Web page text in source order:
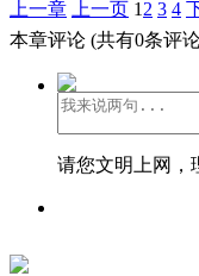
上一章
上一页 1 2 3 4
本章评论 (共有0条评
请您文明上网，